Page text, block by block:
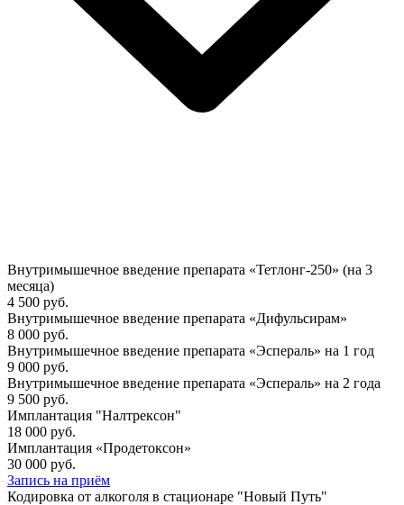
Внутримышечное введение препарата «Тетлонг-250» (на 3
месяца)
4 500 руб.
Внутримышечное введение препарата «Дифульсирам»
8 000 руб.
Внутримышечное введение препарата «Эспераль» на 1 год
9 000 руб.
Внутримышечное введение препарата «Эспераль» на 2 года
9 500 руб.
Имплантация "Налтрексон"
18 000 руб.
Имплантация «Продетоксон»
30 000 руб.
Запись на приём
Кодировка от алкоголя в стационаре "Новый Путь"